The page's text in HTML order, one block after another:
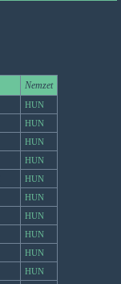
Nemzet
HUN
HUN
HUN
HUN
HUN
HUN
HUN
HUN
HUN
HUN